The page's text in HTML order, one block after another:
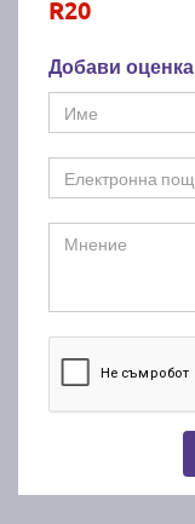
R20
Добави оценка